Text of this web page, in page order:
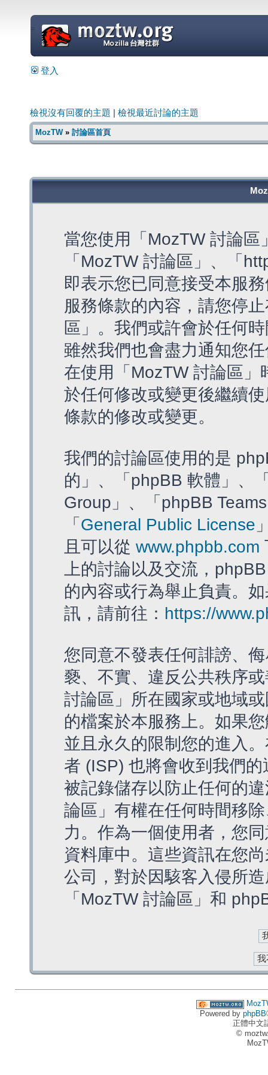
=
登入
檢視沒有回覆的主題 檢視最近討論的主題
MozTW» 討論區首頁
當您使用「MozTW 討論
「MozTW 討論區」、「
即表示您已同意接受本服
服務條款的內容，請您停
區」。我們或許會於任何
雖然我們也會盡力通知您
在使用「MozTW 討論區
於任何修改或變更後繼續
條款的修改或變更。
我們的討論區使用的是
的」、「phpBB 軟體」、
Group」、「phpBB
「 General Public License
且可以從 www.phpbb.com
上的討論以及交流，
的內容或行為舉止負責。
訊，請前往： https://
您同意不發表任何誹謗、
褻、不實、違反公共秩序
討論區」所在國家或地域
的檔案於本服務上。如果
並且永久的限制您的進入
者 (ISP) 也將會收到我們
被記錄儲存以防止任何的
論區」有權在任何時間移
力。作為一個使用者，您
資料庫中。這些資訊在您
公司，對於因駭客入侵所
「MozTW 討論區」和
Powered by phpBB
正體中文
©